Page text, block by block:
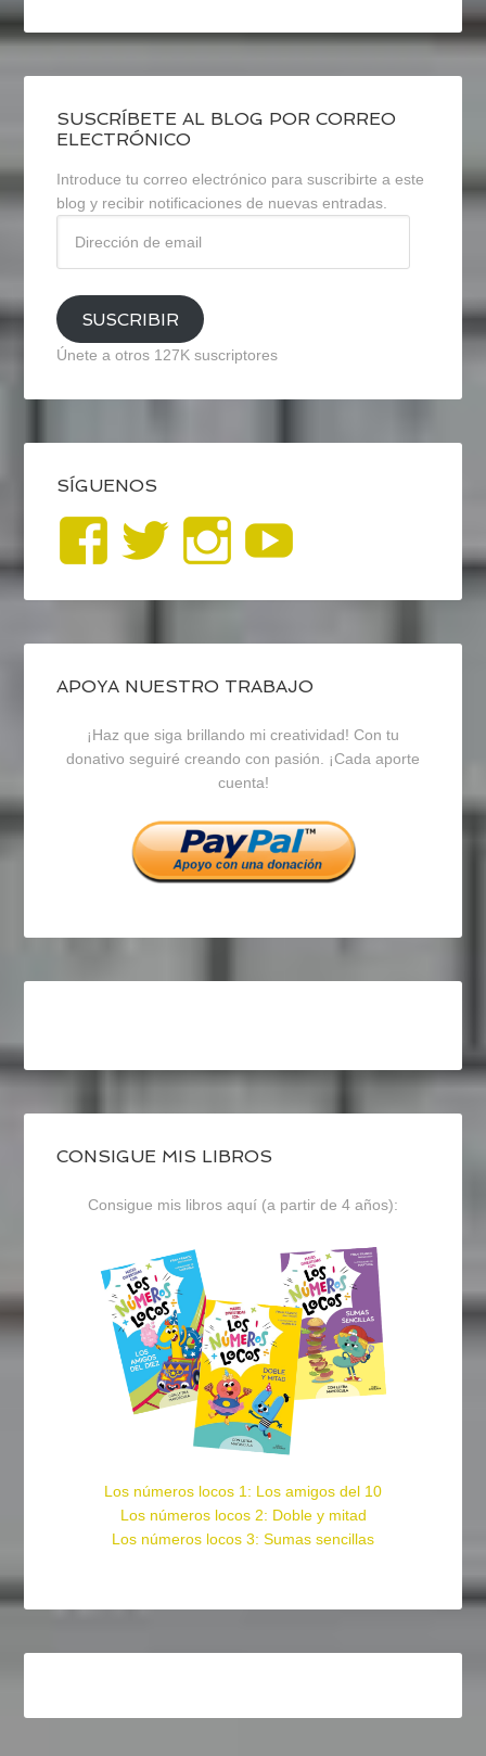
SUSCRÍBETE AL BLOG POR CORREO
ELECTRÓNICO
Introduce tu correo electrónico para suscribirte a este
blog y recibir notificaciones de nuevas entradas.
email
SUSCRIBIR
Únete a otros 127K suscriptores
SÍGUENOS
Ver
perfil
de
blogrecursosep
en
Facebook
Ver
perfil
de
recursosep
en
Twitter
Ver
perfil
de
recursosep
en
Instagram
APOYA NUESTRO TRABAJO
¡Haz que siga brillando mi creatividad! Con tu
donativo seguiré creando con pasión. ¡Cada aporte
cuenta!
CONSIGUE MIS LIBROS
Consigue mis libros aquí (a partir de 4 años):
Los números locos 1: Los amigos del 10
Los números locos 2: Doble y mitad
Los números locos 3: Sumas sencillas